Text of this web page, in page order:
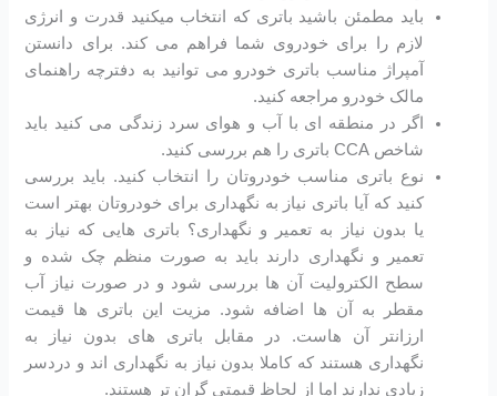
باید مطمئن باشید باتری که انتخاب میکنید قدرت و انرژی
لازم را برای خودروی شما فراهم می کند. برای دانستن
آمپراژ مناسب باتری خودرو می توانید به دفترچه راهنمای
مالک خودرو مراجعه کنید.
اگر در منطقه ای با آب و هوای سرد زندگی می کنید باید
شاخص CCA باتری را هم بررسی کنید.
نوع باتری مناسب خودروتان را انتخاب کنید. باید بررسی
کنید که آیا باتری نیاز به نگهداری برای خودروتان بهتر است
یا بدون نیاز به تعمیر و نگهداری؟ باتری هایی که نیاز به
تعمیر و نگهداری دارند باید به صورت منظم چک شده و
سطح الکترولیت آن ها بررسی شود و در صورت نیاز آب
مقطر به آن ها اضافه شود. مزیت این باتری ها قیمت
ارزانتر آن هاست. در مقابل باتری های بدون نیاز به
نگهداری هستند که کاملا بدون نیاز به نگهداری اند و دردسر
زیادی ندارند اما از لحاظ قیمتی گران تر هستند.